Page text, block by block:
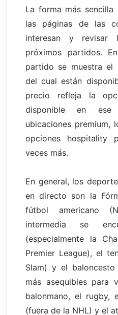
La forma más
las páginas de las
interesan y
próximos partidos.
partido se muestra
del cual están
precio refleja la
disponible en
ubicaciones premium,
opciones hospitality
veces más.
En general, los
en directo son la
fútbol americano
intermedia se
(especialmente la
Premier League), el
Slam) y el
más asequibles para
balonmano, el rugby,
(fuera de la NHL) y el